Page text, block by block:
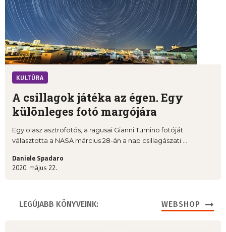
KULTÚRA
A csillagok játéka az égen. Egy
különleges fotó margójára
Egy olasz asztrofotós, a ragusai Gianni Tumino fotóját
választotta a NASA március 28-án a nap csillagászati ...
Daniele Spadaro
2020. május 22.
LEGÚJABB KÖNYVEINK: WEBSHOP